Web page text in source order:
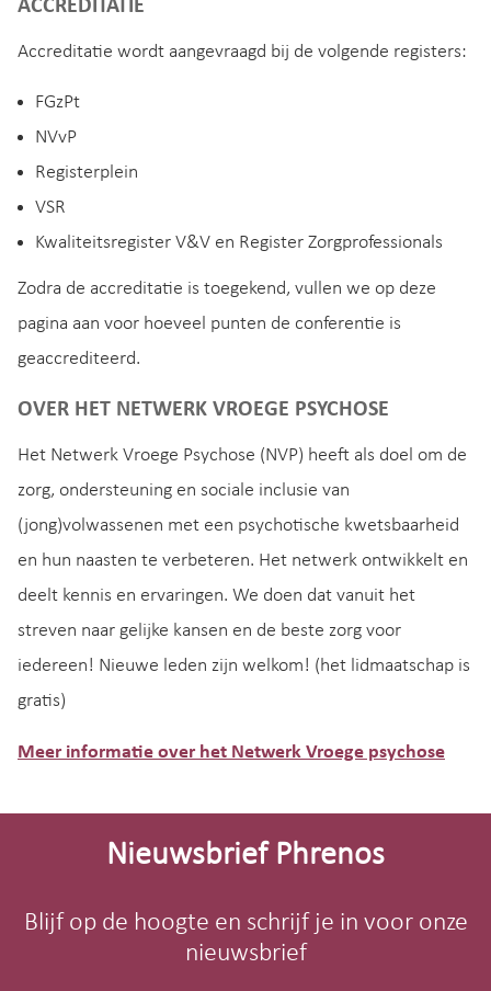
ACCREDITATIE
Accreditatie wordt aangevraagd bij de volgende registers:
FGzPt
NVvP
Registerplein
VSR
Kwaliteitsregister V&V en Register Zorgprofessionals
Zodra de accreditatie is toegekend, vullen we op deze
pagina aan voor hoeveel punten de conferentie is
geaccrediteerd.
OVER HET NETWERK VROEGE PSYCHOSE
Het Netwerk Vroege Psychose (NVP) heeft als doel om de
zorg, ondersteuning en sociale inclusie van
(jong)volwassenen met een psychotische kwetsbaarheid
en hun naasten te verbeteren. Het netwerk ontwikkelt en
deelt kennis en ervaringen. We doen dat vanuit het
streven naar gelijke kansen en de beste zorg voor
iedereen! Nieuwe leden zijn welkom! (het lidmaatschap is
gratis)
Meer informatie over het Netwerk Vroege psychose
Site-
Nieuwsbrief Phrenos
Blijf op de hoogte en schrijf je in voor onze
nieuwsbrief